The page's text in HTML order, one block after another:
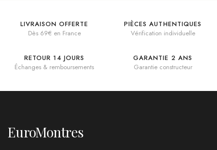
LIVRAISON OFFERTE
Dès 69€ en France
PIÈCES AUTHENTIQUES
Vérification individuelle
RETOUR 14 JOURS
Échanges & remboursements
GARANTIE 2 ANS
Garantie constructeur
EuroMontres